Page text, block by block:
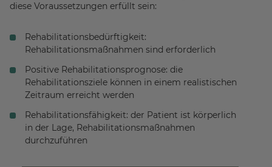
diese Voraussetzungen erfüllt sein:
Rehabilitationsbedürftigkeit:
Rehabilitationsmaßnahmen sind erforderlich
Positive Rehabilitationsprognose: die
Rehabilitationsziele können in einem realistischen
Zeitraum erreicht werden
Rehabilitationsfähigkeit: der Patient ist körperlich
in der Lage, Rehabilitationsmaßnahmen
durchzuführen